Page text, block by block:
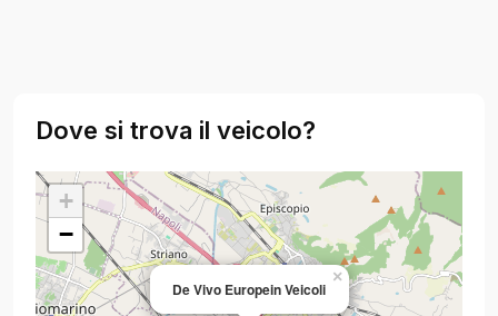
Dove si trova il veicolo?
De Vivo Europein Veicoli
×
+
−